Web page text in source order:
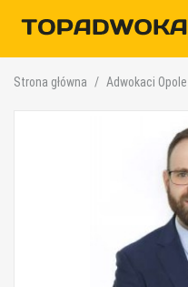
Strona główna Adwokaci Opole